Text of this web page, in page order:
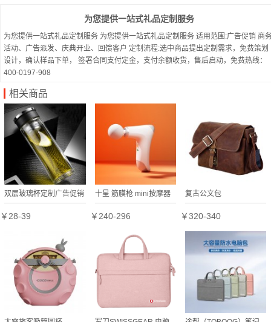
为您提供一站式礼品定制服务
为您提供一站式礼品定制服务 为您提供一站式礼品定制服务 适用范围:广告促销 商
活动、广告派发、庆典开业、回馈客户 定制流程:选中商品提出定制需求，免费策划
设计，确认样品下单， 签署合同支付定金，支付余额收货，售后启动，免费热线：
400-0197-908
相关商品
双层玻璃杯定制广告促销
礼品高硼硅透明茶杯耐高
￥28-39
十星 筋膜枪 mini按摩器
仪Nir9迷你按摩抢放松定
￥240-296
复古公文包
￥320-340